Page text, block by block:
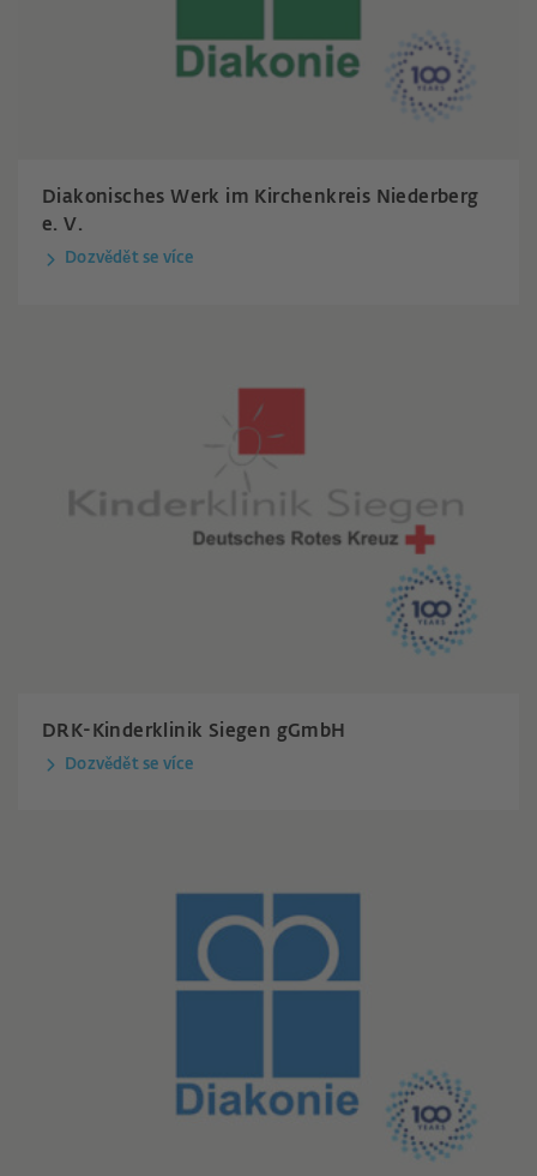
Diakonisches Werk im Kirchenkreis Niederberg
e. V.
Dozvědět se více
DRK-Kinderklinik Siegen gGmbH
Dozvědět se více